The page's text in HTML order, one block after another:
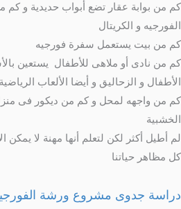
من بوابة عقار تضع أبواب حديدية و كم
و الكريتال
من بيت يستعمل سفرة فورجيه
من نادى أو ملاهى للأطفال يستعين
و الزحاليق و أيضا الألعاب الرياضية
من واجهه لمحل و كم من ديكور فى
أطيل أكثر لكن لتعلم أنها مهنة لا
مظاهر حياتنا
جدوى مشروع ورشة الفورجيه